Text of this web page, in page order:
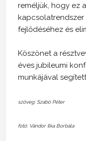
reméljük, hogy ez
fejlődéséhez és
Köszönet a
éves jubileumi
munkájával
szöveg: Szabó Péter
fotó: Vándor Ilka Borbála